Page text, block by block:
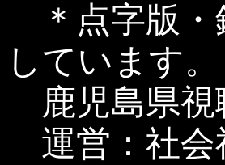
＊点字版・
しています。
鹿児島県視
運営：社会